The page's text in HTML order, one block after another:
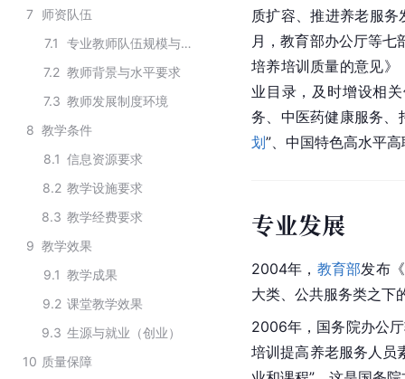
7
师资队伍
7.1
专业教师队伍规模与结构
7.2 教师背景与水平要求
7.3 教师发展制度环境
8 教学条件
8.1 信息资源要求
8.2 教学设施要求
8.3 教学经费要求
9 教学效果
9.1 教学成果
9.2 课堂教学效果
9.3 生源与就业（创业）
10 质量保障
质扩容、推进养老服
月，教育部办公厅等
培养培训质量的意见》
业目录，及时增设相
务、中医药健康服务、
划”、中国特色高水平
专业发展
2004年， 教育部发布
大类、公共服务类之
2006年，国务院办公
培训提高养老服务人员